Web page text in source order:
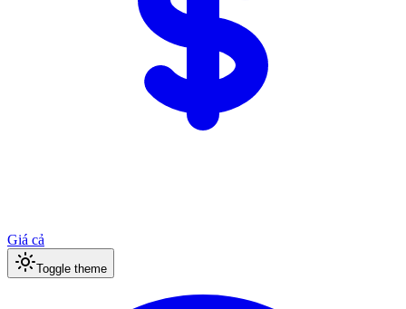
Giá cả
Toggle theme